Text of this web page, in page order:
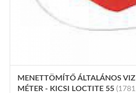
MENETTÖMÍTŐ ÁLTALÁNOS
MÉTER - KICSI LOCTITE 55